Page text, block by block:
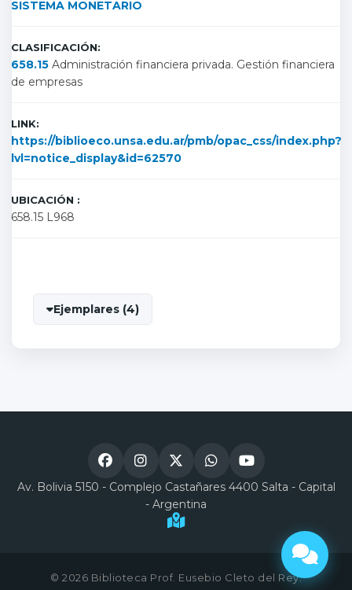
SISTEMA MONETARIO
CLASIFICACIÓN:
658.15 Administración financiera privada. Gestión financiera
de empresas
LINK:
https://biblioeco.unsa.edu.ar/pmb/opac_css/index.php?
lvl=notice_display&id=62570
UBICACIÓN :
658.15 L968
Ejemplares (4)
Av. Bolivia 5150 - Complejo Castañares 4400 Salta - Capital
- Argentina
© 2026 Biblioteca Prof. Eusebio Cleto del Rey.